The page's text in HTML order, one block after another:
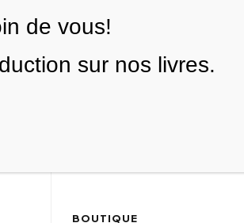
BOUTIQUE
de vous!
sur nos livres.